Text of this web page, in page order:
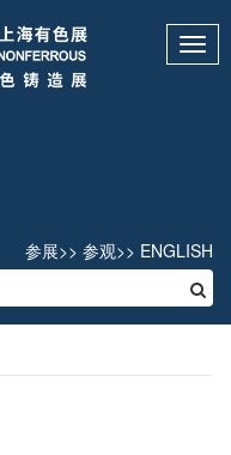
参展>> 参观>> ENGLISH